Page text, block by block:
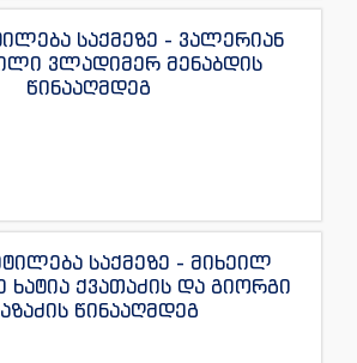
საქმეზე - ვალერიან
ვლადიმერ მენაბდის
წინააღმდეგ
საქმეზე - მიხეილ
ხატია ქვათაძის და გიორგი
წინააღმდეგ